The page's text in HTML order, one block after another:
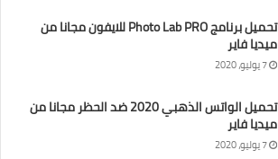
تحميل برنامج Photo Lab PRO للايفون مجانا من
ميديا فاير
7 يوليو، 2020
تحميل الواتس الذهبي 2020 ضد الحظر مجانا من
ميديا فاير
7 يوليو، 2020